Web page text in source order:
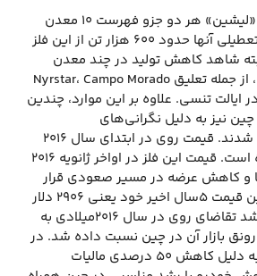
معادن «سنچوری» و «لیشین» هر دو جزو فهرست ۱۰ معدن
برتر فلز روی بودند و تعطیلی آنها حدود ۶۰۰ هزار تن از این فلز
البته شاهد کاهش تولید در چند معدن
بزرگ دیگر هم بودیم، از جمله تعلیق Nyrstar، Campo Morado
تنسی. علاوه بر این موارد، چندین
نیز به دلیل نگرانی‌های
زیست‌محیطی تعطیل شدند. قیمت روی در ابتدای سال ۲۰۱۶
برابر با ۱۵۵۲ دلار بوده است. قیمت این فلز در اواخر ژانویه ۲۰۱۶
و کاهش عرضه در مسیر صعودی قرار
گرفت و حتی به بالاترین قیمت ۵سال اخیر خود یعنی ۲۹۰۶ دلار
رسید. یکی از دلایل رشد تقاضای روی در سال ۲۰۱۶میلادی به
بازار آن در چین نسبت داده شد. در
سال گذشته میلادی به دلیل کاهش ۵۰ درصدی مالیات